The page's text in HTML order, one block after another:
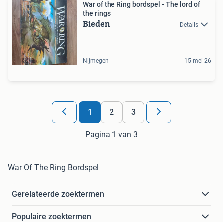
War of the Ring bordspel - The lord of
the rings
Bieden Details
Nijmegen 15 mei 26
1 2 3
Pagina 1 van 3
War Of The Ring Bordspel
Gerelateerde zoektermen
Populaire zoektermen